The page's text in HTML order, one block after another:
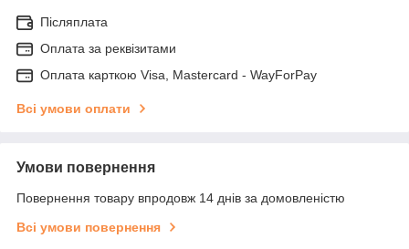
Післяплата
Оплата за реквізитами
Оплата карткою Visa, Mastercard - WayForPay
Всі умови оплати
Умови повернення
Повернення товару впродовж 14 днів за домовленістю
Всі умови повернення